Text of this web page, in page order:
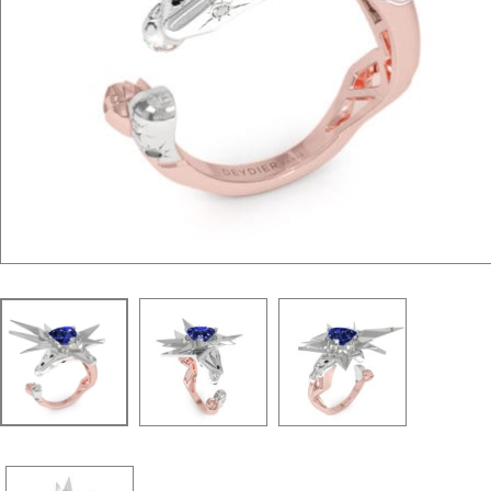
WordPress Carousel Free Version